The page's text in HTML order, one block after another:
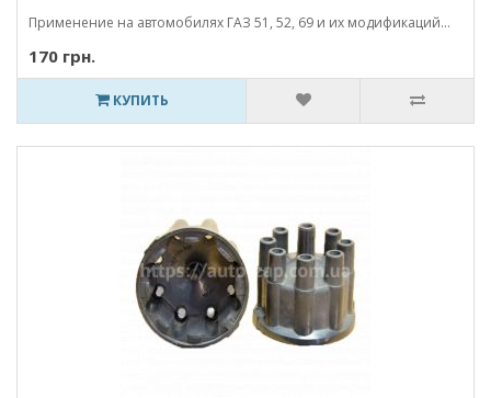
Применение на автомобилях ГАЗ 51, 52, 69 и их модификаций...
170 грн.
КУПИТЬ